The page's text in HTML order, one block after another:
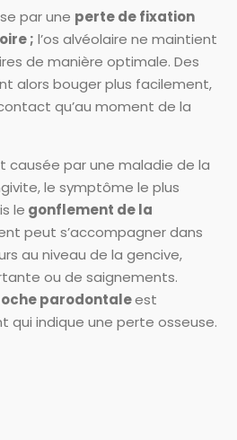
par une perte de fixation
; l’os alvéolaire ne maintient
de manière optimale. Des
alors bouger plus facilement,
qu’au moment de la
causée par une maladie de la
le symptôme le plus
le gonflement de la
peut s’accompagner dans
au niveau de la gencive,
ou de saignements.
parodontaleest
qui indique une perte osseuse.